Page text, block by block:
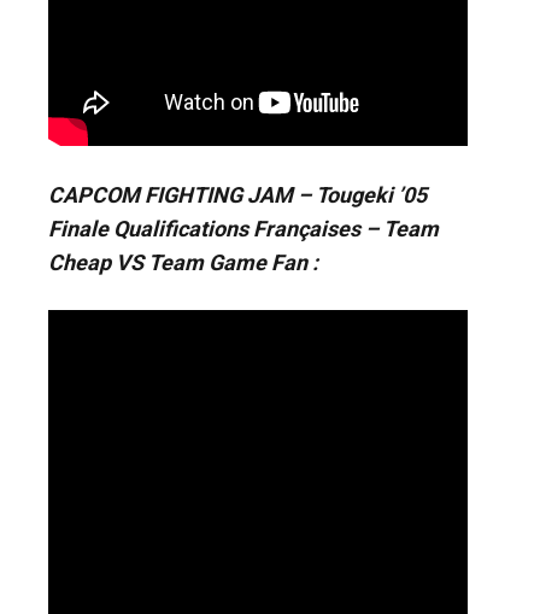
CAPCOM FIGHTING JAM – Tougeki ’05
Finale Qualifications Françaises – Team
Cheap VS Team Game Fan :